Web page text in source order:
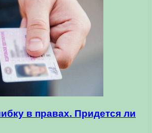
в правах. Придется ли